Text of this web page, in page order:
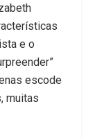
e o
escode
muitas